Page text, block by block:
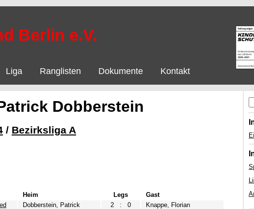
Berlin e.V.
Liga Ranglisten Dokumente Kontakt
Dobberstein
/ Bezirksliga A
Heim Legs
Gast
Dobberstein, Patrick 2 : 0
Knappe, Florian